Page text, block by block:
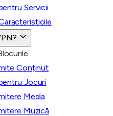
Servicii
Conținut
Jocuri
Media
Muzică